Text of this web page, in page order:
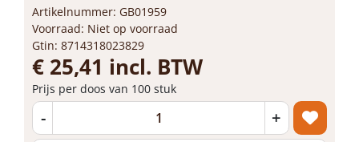
Artikelnummer: GB01959
Voorraad: Niet op voorraad
Gtin: 8714318023829
€ 25,41 incl. BTW
Prijs per doos van 100 stuk
- +